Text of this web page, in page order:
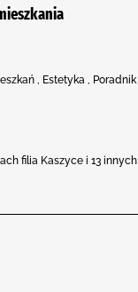
, Estetyka , Poradnik
filia Kaszyce i 13 innych